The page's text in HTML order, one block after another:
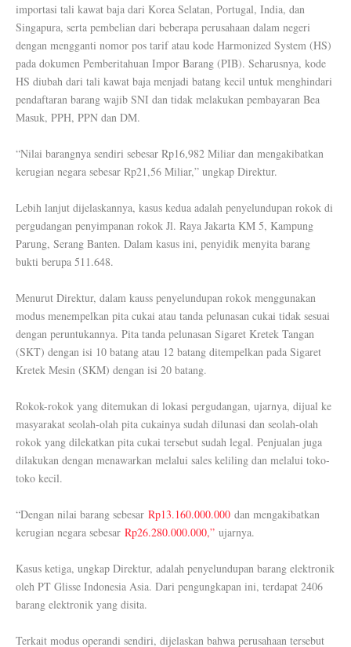
importasi tali kawat baja dari Korea Selatan, Portugal, India, dan
Singapura, serta pembelian dari beberapa perusahaan dalam negeri
dengan mengganti nomor pos tarif atau kode Harmonized System (HS)
pada dokumen Pemberitahuan Impor Barang (PIB). Seharusnya, kode
HS diubah dari tali kawat baja menjadi batang kecil untuk menghindari
pendaftaran barang wajib SNI dan tidak melakukan pembayaran Bea
Masuk, PPH, PPN dan DM.
“Nilai barangnya sendiri sebesar Rp16,982 Miliar dan mengakibatkan
kerugian negara sebesar Rp21,56 Miliar,” ungkap Direktur.
Lebih lanjut dijelaskannya, kasus kedua adalah penyelundupan rokok di
pergudangan penyimpanan rokok Jl. Raya Jakarta KM 5, Kampung
Parung, Serang Banten. Dalam kasus ini, penyidik menyita barang
bukti berupa 511.648.
Menurut Direktur, dalam kauss penyelundupan rokok menggunakan
modus menempelkan pita cukai atau tanda pelunasan cukai tidak sesuai
dengan peruntukannya. Pita tanda pelunasan Sigaret Kretek Tangan
(SKT) dengan isi 10 batang atau 12 batang ditempelkan pada Sigaret
Kretek Mesin (SKM) dengan isi 20 batang.
Rokok-rokok yang ditemukan di lokasi pergudangan, ujarnya, dijual ke
masyarakat seolah-olah pita cukainya sudah dilunasi dan seolah-olah
rokok yang dilekatkan pita cukai tersebut sudah legal. Penjualan juga
dilakukan dengan menawarkan melalui sales keliling dan melalui toko-
toko kecil.
“Dengan nilai barang sebesar Rp13.160.000.000 dan mengakibatkan
kerugian negara sebesar Rp26.280.000.000,” ujarnya.
Kasus ketiga, ungkap Direktur, adalah penyelundupan barang elektronik
oleh PT Glisse Indonesia Asia. Dari pengungkapan ini, terdapat 2406
barang elektronik yang disita.
Terkait modus operandi sendiri, dijelaskan bahwa perusahaan tersebut